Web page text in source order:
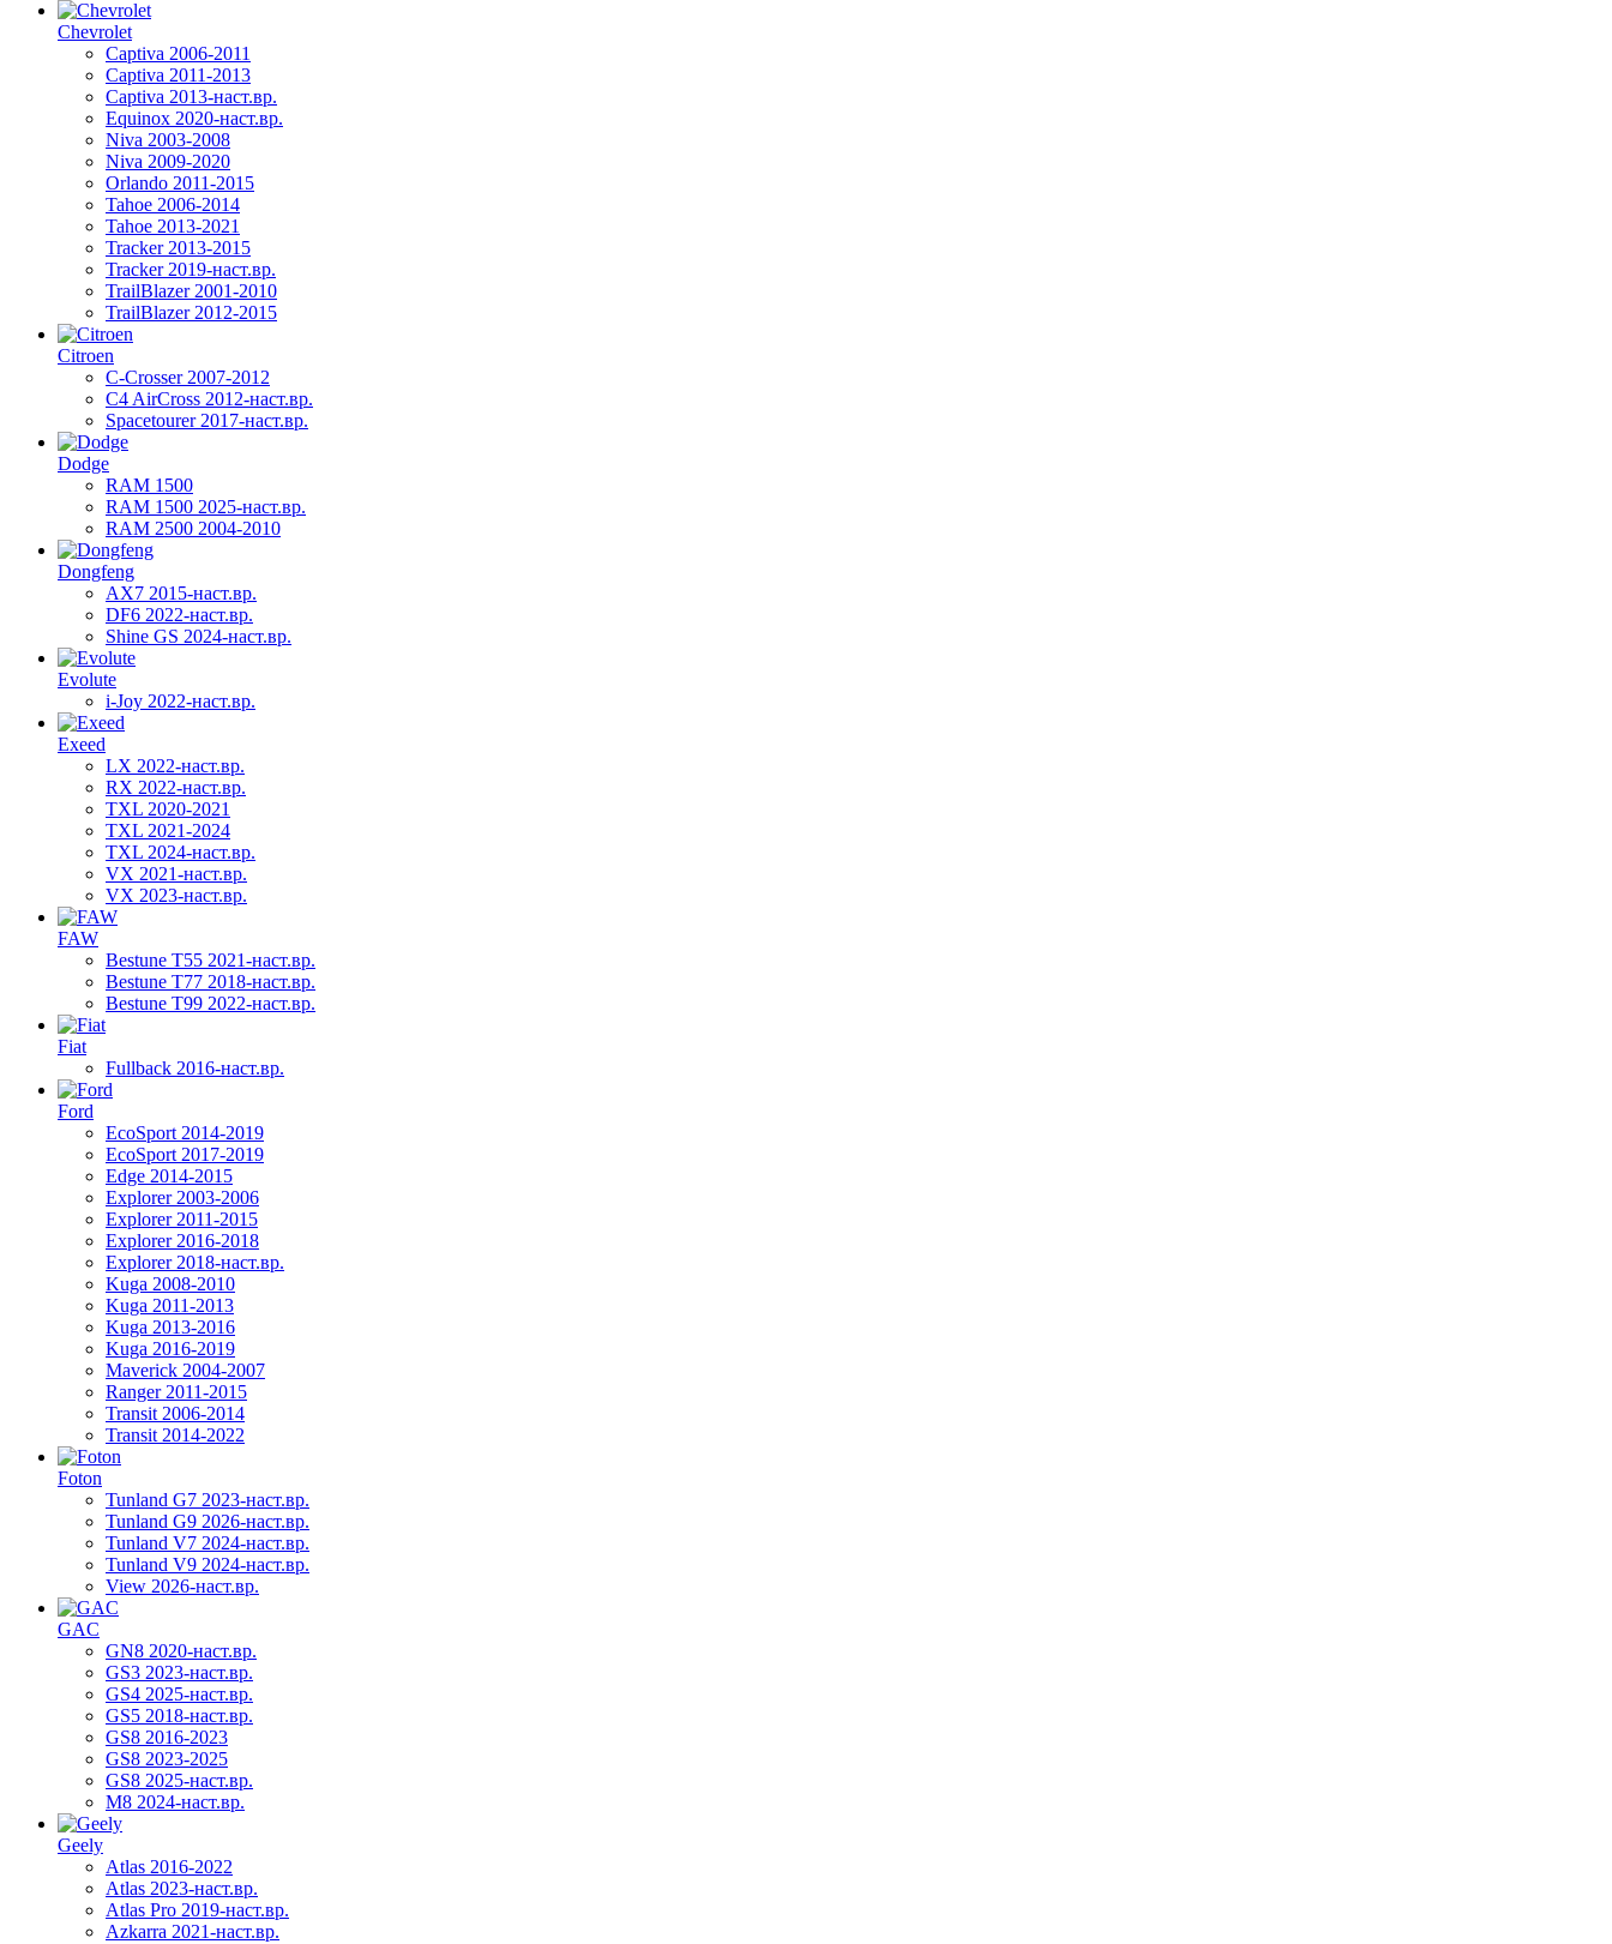
Chevrolet
Captiva 2006-2011
Captiva 2011-2013
Captiva 2013-наст.вр.
Equinox 2020-наст.вр.
Niva 2003-2008
Niva 2009-2020
Orlando 2011-2015
Tahoe 2006-2014
Tahoe 2013-2021
Tracker 2013-2015
Tracker 2019-наст.вр.
TrailBlazer 2001-2010
TrailBlazer 2012-2015
Citroen
C-Crosser 2007-2012
C4 AirCross 2012-наст.вр.
Spacetourer 2017-наст.вр.
Dodge
RAM 1500
RAM 1500 2025-наст.вр.
RAM 2500 2004-2010
Dongfeng
AX7 2015-наст.вр.
DF6 2022-наст.вр.
Shine GS 2024-наст.вр.
Evolute
i-Joy 2022-наст.вр.
Exeed
LX 2022-наст.вр.
RX 2022-наст.вр.
TXL 2020-2021
TXL 2021-2024
TXL 2024-наст.вр.
VX 2021-наст.вр.
VX 2023-наст.вр.
FAW
Bestune T55 2021-наст.вр.
Bestune T77 2018-наст.вр.
Bestune T99 2022-наст.вр.
Fiat
Fullback 2016-наст.вр.
Ford
EcoSport 2014-2019
EcoSport 2017-2019
Edge 2014-2015
Explorer 2003-2006
Explorer 2011-2015
Explorer 2016-2018
Explorer 2018-наст.вр.
Kuga 2008-2010
Kuga 2011-2013
Kuga 2013-2016
Kuga 2016-2019
Maverick 2004-2007
Ranger 2011-2015
Transit 2006-2014
Transit 2014-2022
Foton
Tunland G7 2023-наст.вр.
Tunland G9 2026-наст.вр.
Tunland V7 2024-наст.вр.
Tunland V9 2024-наст.вр.
View 2026-наст.вр.
GAC
GN8 2020-наст.вр.
GS3 2023-наст.вр.
GS4 2025-наст.вр.
GS5 2018-наст.вр.
GS8 2016-2023
GS8 2023-2025
GS8 2025-наст.вр.
M8 2024-наст.вр.
Geely
Atlas 2016-2022
Atlas 2023-наст.вр.
Atlas Pro 2019-наст.вр.
Azkarra 2021-наст.вр.